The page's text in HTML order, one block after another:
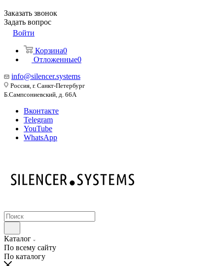
Заказать звонок
Задать вопрос
Войти
Корзина0
Отложенные0
info@silencer.systems
Россия, г. Санкт-Петербург
Б.Сампсониевский, д. 66А
Вконтакте
Telegram
YouTube
WhatsApp
Каталог
По всему сайту
По каталогу